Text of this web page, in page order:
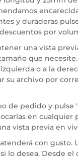
y duraderas
por
una vista
que
o a la
su archivo por
de pedido y pulse
en cualquier
vista previa en
con gusto.
lo desea. Desde